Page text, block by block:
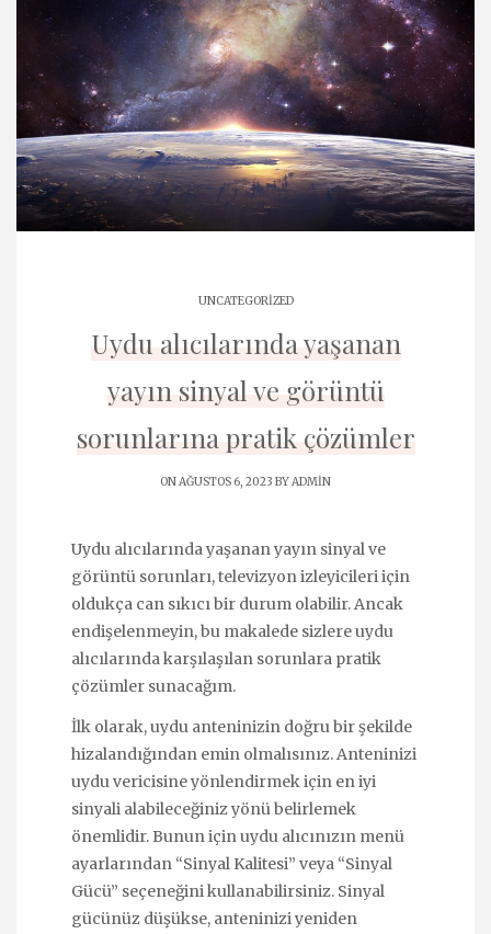
UNCATEGORIZED
Uydu alıcılarında yaşanan
yayın sinyal ve görüntü
sorunlarına pratik çözümler
ON AĞUSTOS 6, 2023 BYADMIN
Uydu alıcılarında yaşanan yayın sinyal ve
görüntü sorunları, televizyon izleyicileri için
oldukça can sıkıcı bir durum olabilir. Ancak
endişelenmeyin, bu makalede sizlere uydu
alıcılarında karşılaşılan sorunlara pratik
çözümler sunacağım.
İlk olarak, uydu anteninizin doğru bir şekilde
hizalandığından emin olmalısınız. Anteninizi
uydu vericisine yönlendirmek için en iyi
sinyali alabileceğiniz yönü belirlemek
önemlidir. Bunun için uydu alıcınızın menü
ayarlarından “Sinyal Kalitesi” veya “Sinyal
Gücü” seçeneğini kullanabilirsiniz. Sinyal
gücünüz düşükse, anteninizi yeniden